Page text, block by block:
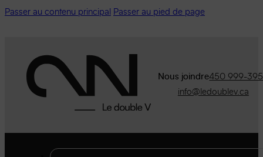
Passer au contenu principal Passer au pied de page
Nous joindre450 999-
info@ledoublev.ca